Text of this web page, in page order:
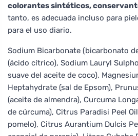
colorantes sintéticos,
tanto, es adecuada incluso para
para el uso diario.
Sodium Bicarbonate (bicarbonato
(ácido cítrico), Sodium Lauryl
suave del aceite de coco),
Heptahydrate (sal de Epsom),
(aceite de almendra), Curcuma
de cúrcuma), Citrus Paradisi Peel
pomelo), Citrus Aurantium Dulcis